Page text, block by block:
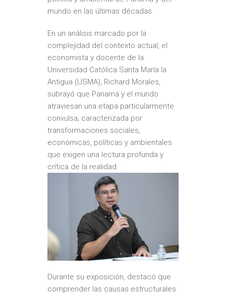
mundo en las últimas décadas.
En un análisis marcado por la
complejidad del contexto actual, el
economista y docente de la
Universidad Católica Santa María la
Antigua (USMA), Richard Morales,
subrayó que Panamá y el mundo
atraviesan una etapa particularmente
convulsa, caracterizada por
transformaciones sociales,
económicas, políticas y ambientales
que exigen una lectura profunda y
crítica de la realidad.
Durante su exposición, destacó que
comprender las causas estructurales